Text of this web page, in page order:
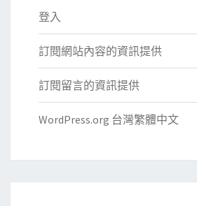
登入
訂閱網站內容的資訊提供
訂閱留言的資訊提供
WordPress.org 台灣繁體中文